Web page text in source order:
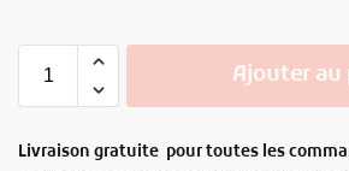
Ajouter au
Livraison gratuite pour toutes les